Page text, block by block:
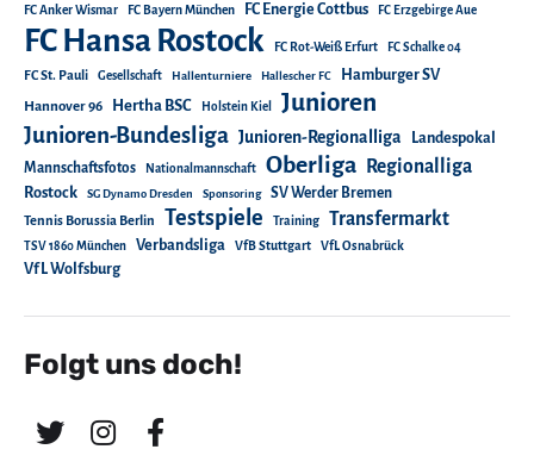
FC Anker Wismar FC Bayern München FC Energie Cottbus FC Erzgebirge Aue
FC Hansa Rostock FC Rot-Weiß Erfurt FC Schalke 04
FC St. Pauli Gesellschaft Hallenturniere Hallescher FC Hamburger SV
Hannover 96 Hertha BSC Holstein Kiel Junioren
Junioren-Bundesliga Junioren-Regionalliga
Landespokal
Mannschaftsfotos
Nationalmannschaft Oberliga Regionalliga
Rostock SG Dynamo Dresden Sponsoring SV Werder Bremen
Tennis Borussia Berlin Testspiele Training Transfermarkt
TSV 1860 München Verbandsliga VfB Stuttgart VfL Osnabrück
VfL Wolfsburg
Folgt uns doch!